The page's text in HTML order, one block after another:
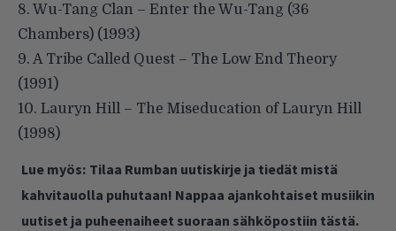
8. Wu-Tang Clan – Enter the Wu-Tang (36
Chambers) (1993)
9. A Tribe Called Quest – The Low End Theory
(1991)
10. Lauryn Hill – The Miseducation of Lauryn Hill
(1998)
Lue myös: Tilaa Rumban uutiskirje ja tiedät mistä
kahvitauolla puhutaan! Nappaa ajankohtaiset musiikin
uutiset ja puheenaiheet suoraan sähköpostiin tästä.